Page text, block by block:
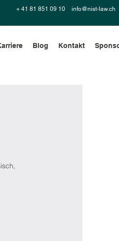
+ 41 81 851 09 10 info@nist-law.ch
Blog Kontakt